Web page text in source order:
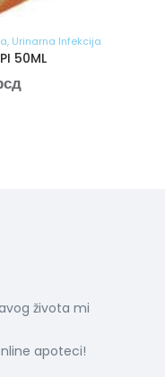
, Urinarna Infekcija
50ML
života mi
apoteci!